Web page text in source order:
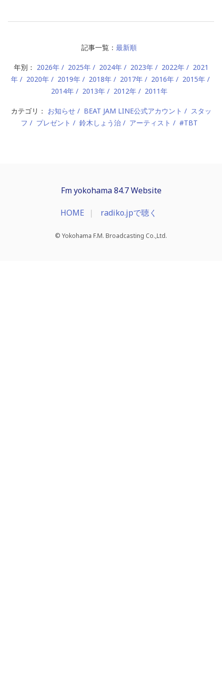
記事一覧： 最新順
年別： 2026年 2025年 2024年 2023年 2022年
2021
年
2020年 2019年 2018年 2017年 2016年
2015年
2014年
2013年 2012年 2011年
カテゴリ： お知らせ BEAT JAM LINE公式アカウント
スタッ
フ
プレゼント 鈴木しょう治 アーティスト #TBT
Fm yokohama 84.7 Website
HOME radiko.jpで聴く
© Yokohama F.M. Broadcasting Co.,Ltd.